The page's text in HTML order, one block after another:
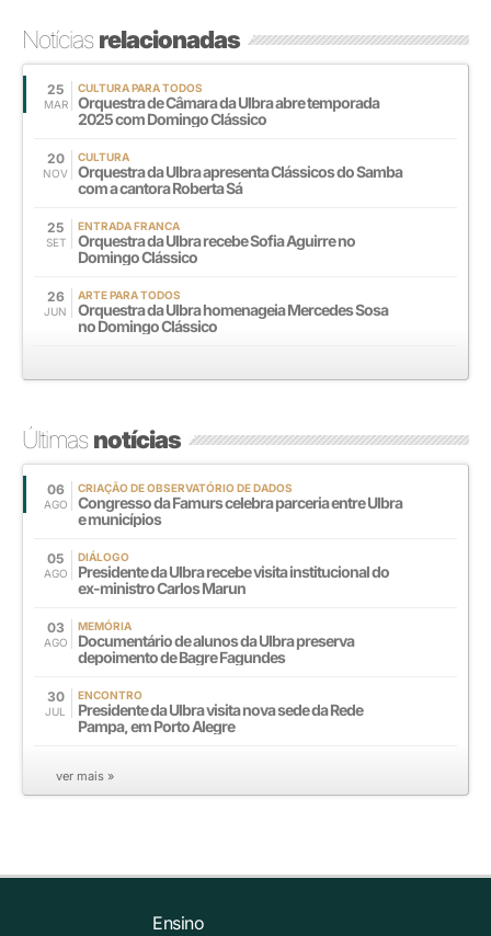
Notíciasrelacionadas
25
MAR
CULTURA PARA TODOS
Orquestra de Câmara da Ulbra abre temporada
2025 com Domingo Clássico
20
NOV
CULTURA
Orquestra da Ulbra apresenta Clássicos do Samba
com a cantora Roberta Sá
25
SET
ENTRADA FRANCA
Orquestra da Ulbra recebe Sofia Aguirre no
Domingo Clássico
26
JUN
ARTE PARA TODOS
Orquestra da Ulbra homenageia Mercedes Sosa
no Domingo Clássico
Últimasnotícias
06
AGO
CRIAÇÃO DE OBSERVATÓRIO DE DADOS
Congresso da Famurs celebra parceria entre Ulbra
e municípios
05
AGO
DIÁLOGO
Presidente da Ulbra recebe visita institucional do
ex-ministro Carlos Marun
03
AGO
MEMÓRIA
Documentário de alunos da Ulbra preserva
depoimento de Bagre Fagundes
30
JUL
ENCONTRO
Presidente da Ulbra visita nova sede da Rede
Pampa, em Porto Alegre
ver mais »
Ensino